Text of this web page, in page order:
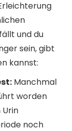
und du
sein, gibt
kannst:
Manchmal
worden
noch